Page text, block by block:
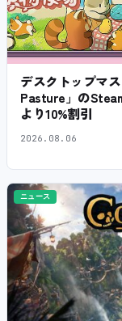
デスクトップマ
Pasture」の
より10%割引
2026.08.06
ニュース